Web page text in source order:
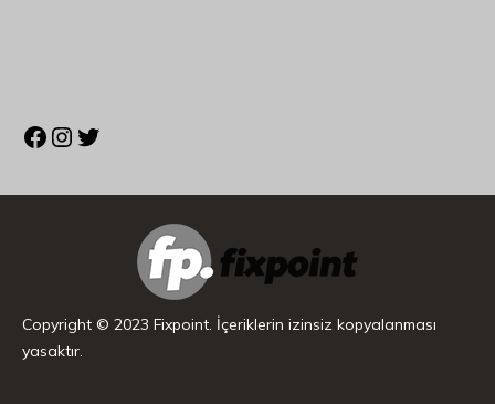
Copyright © 2023 Fixpoint. İçeriklerin izinsiz kopyalanması
yasaktır.